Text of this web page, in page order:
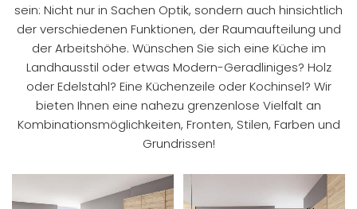
sein: Nicht nur in Sachen Optik, sondern auch hinsichtlich
der verschiedenen Funktionen, der Raumaufteilung und
der Arbeitshöhe. Wünschen Sie sich eine Küche im
Landhausstil oder etwas Modern-Geradliniges? Holz
oder Edelstahl? Eine Küchenzeile oder Kochinsel? Wir
bieten Ihnen eine nahezu grenzenlose Vielfalt an
Kombinationsmöglichkeiten, Fronten, Stilen, Farben und
Grundrissen!